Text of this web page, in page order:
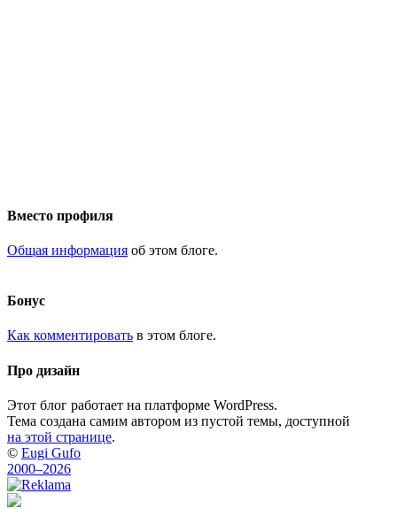
Вместо профиля
Общая информация об этом блоге.
Бонус
Как комментировать в этом блоге.
Про дизайн
Этот блог работает на платформе WordPress.
Тема создана самим автором из пустой темы, доступной
на этой странице.
© Eugi Gufo
2000–2026